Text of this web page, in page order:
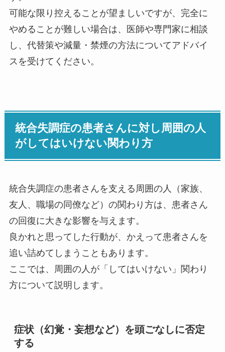
可能な限り控えることが望ましいですが、完全に
やめることが難しい場合は、医師や専門家に相談
し、代替策や減量・禁煙の方法についてアドバイ
スを受けてください。
統合失調症の患者さんに対し周囲の人
がしてはいけない関わり方
統合失調症の患者さんを支える周囲の人（家族、
友人、職場の同僚など）の関わり方は、患者さん
の回復に大きな影響を与えます。
良かれと思ってした行動が、かえって患者さんを
追い詰めてしまうこともあります。
ここでは、周囲の人が「してはいけない」関わり
方について説明します。
症状（幻覚・妄想など）を頭ごなしに否定
する